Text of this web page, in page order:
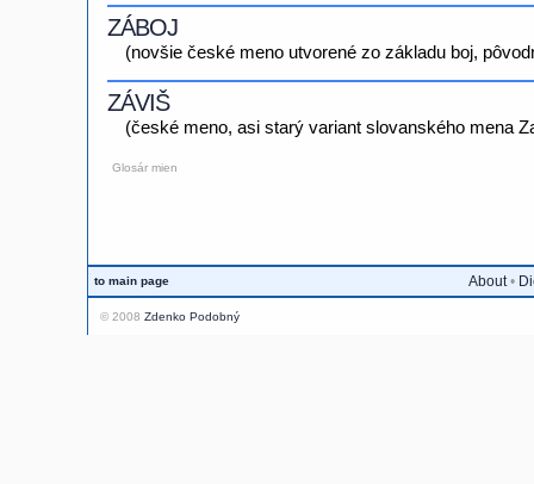
ZÁBOJ
(novšie české meno utvorené zo základu boj,
ZÁVIŠ
(české meno, asi starý variant slovanského mena
Glosár mien
to main page About•
© 2008 Zdenko Podobný